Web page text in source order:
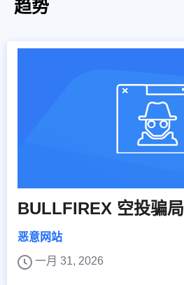
趋势
BULLFIREX 空投骗局
恶意网站
一月 31, 2026